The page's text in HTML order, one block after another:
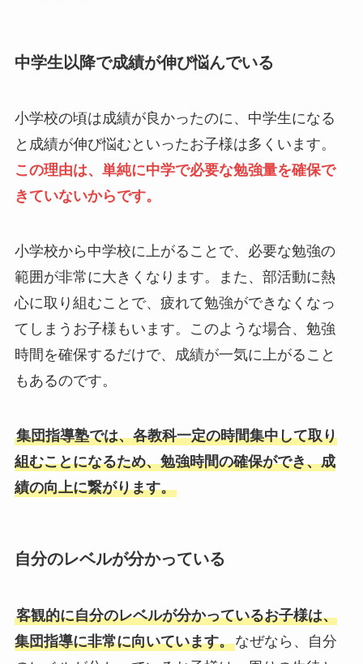
中学生以降で成績が伸び悩んでいる
小学校の頃は成績が良かったのに、中学生になる
と成績が伸び悩むといったお子様は多くいます。
この理由は、単純に中学で必要な勉強量を確保で
きていないからです。
小学校から中学校に上がることで、必要な勉強の
範囲が非常に大きくなります。また、部活動に熱
心に取り組むことで、疲れて勉強ができなくなっ
てしまうお子様もいます。このような場合、勉強
時間を確保するだけで、成績が一気に上がること
もあるのです。
集団指導塾では、各教科一定の時間集中して取り
組むことになるため、勉強時間の確保ができ、成
績の向上に繋がります。
自分のレベルが分かっている
客観的に自分のレベルが分かっているお子様は、
集団指導に非常に向いています。なぜなら、自分